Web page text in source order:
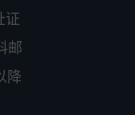
证
邮
降